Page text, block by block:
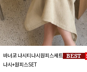
바너코 나시티나시원피스세트
나시+원피스SET